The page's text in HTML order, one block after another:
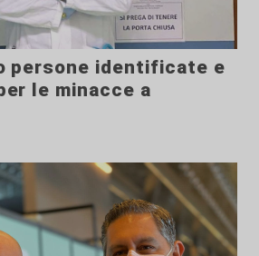
persone identificate e
le minacce a